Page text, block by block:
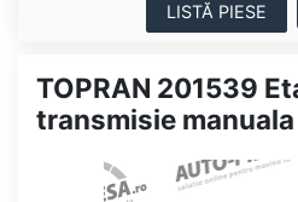
LISTĂ PIESE
TOPRAN 201539
transmisie manuala